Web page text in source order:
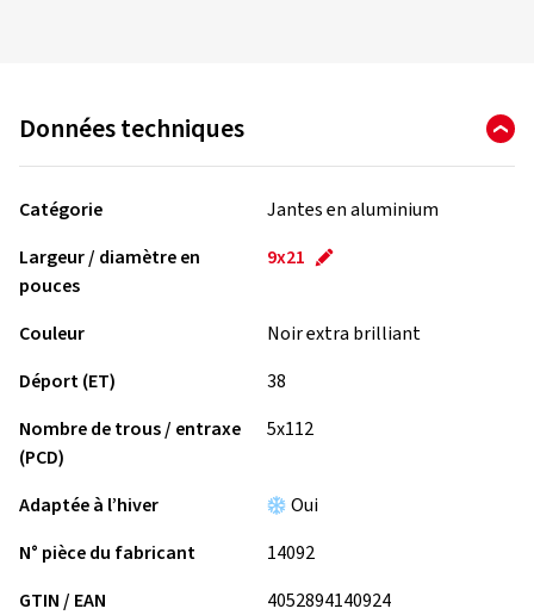
Données techniques
Catégorie
Jantes en aluminium
Largeur / diamètre en
pouces
9x21
Couleur
Noir extra brilliant
Déport (ET)
38
Nombre de trous / entraxe
(PCD)
5x112
Adaptée à l’hiver
Oui
N° pièce du fabricant
14092
GTIN / EAN
4052894140924